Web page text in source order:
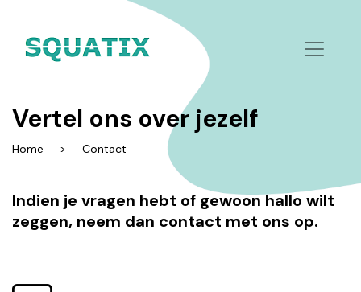
Vertel ons over jezelf
Home Contact
Indien je vragen hebt of gewoon hallo wilt
zeggen, neem dan contact met ons op.